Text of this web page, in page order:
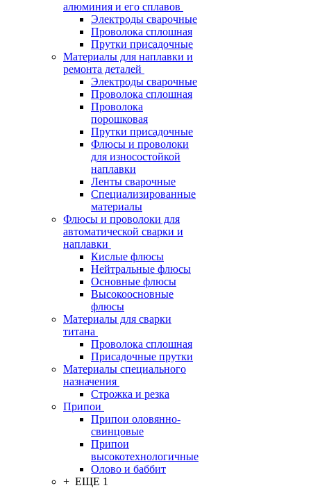
алюминия и его сплавов
Электроды сварочные
Проволока сплошная
Прутки присадочные
Материалы для наплавки и
ремонта деталей
Электроды сварочные
Проволока сплошная
Проволока
порошковая
Прутки присадочные
Флюсы и проволоки
для износостойкой
наплавки
Ленты сварочные
Специализированные
материалы
Флюсы и проволоки для
автоматической сварки и
наплавки
Кислые флюсы
Нейтральные флюсы
Основные флюсы
Высокоосновные
флюсы
Материалы для сварки
титана
Проволока сплошная
Присадочные прутки
Материалы специального
назначения
Строжка и резка
Припои
Припои оловянно-
свинцовые
Припои
высокотехнологичные
Олово и баббит
+ ЕЩЕ 1